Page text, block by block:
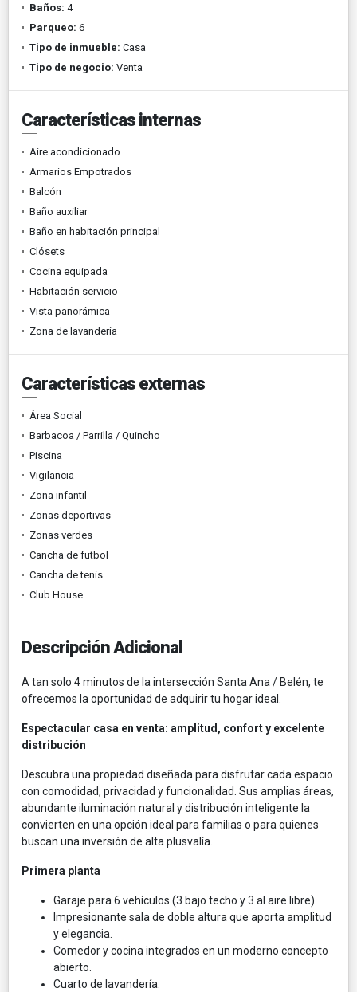
Baños: 4
Parqueo: 6
Tipo de inmueble: Casa
Tipo de negocio: Venta
Características internas
Aire acondicionado
Armarios Empotrados
Balcón
Baño auxiliar
Baño en habitación principal
Clósets
Cocina equipada
Habitación servicio
Vista panorámica
Zona de lavandería
Características externas
Área Social
Barbacoa / Parrilla / Quincho
Piscina
Vigilancia
Zona infantil
Zonas deportivas
Zonas verdes
Cancha de futbol
Cancha de tenis
Club House
Descripción Adicional
A tan solo 4 minutos de la intersección Santa Ana / Belén, te
ofrecemos la oportunidad de adquirir tu hogar ideal.
Espectacular casa en venta: amplitud, confort y excelente
distribución
Descubra una propiedad diseñada para disfrutar cada espacio
con comodidad, privacidad y funcionalidad. Sus amplias áreas,
abundante iluminación natural y distribución inteligente la
convierten en una opción ideal para familias o para quienes
buscan una inversión de alta plusvalía.
Primera planta
Garaje para 6 vehículos (3 bajo techo y 3 al aire libre).
Impresionante sala de doble altura que aporta amplitud
y elegancia.
Comedor y cocina integrados en un moderno concepto
abierto.
Cuarto de lavandería.